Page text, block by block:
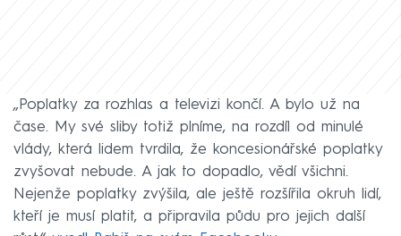
„Poplatky za rozhlas a televizi končí. A bylo už na
čase. My své sliby totiž plníme, na rozdíl od minulé
vlády, která lidem tvrdila, že koncesionářské poplatky
zvyšovat nebude. A jak to dopadlo, vědí všichni.
Nejenže poplatky zvýšila, ale ještě rozšířila okruh lidí,
kteří je musí platit, a připravila půdu pro jejich další